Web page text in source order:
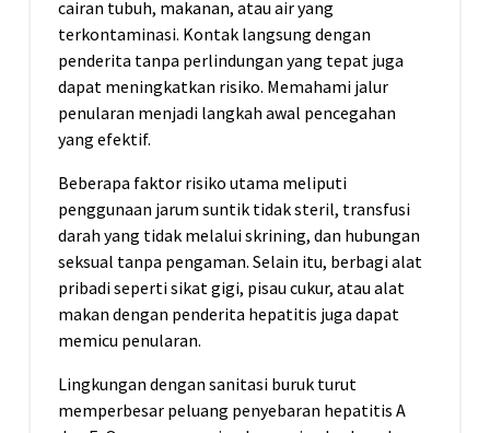
cairan tubuh, makanan, atau air yang
terkontaminasi. Kontak langsung dengan
penderita tanpa perlindungan yang tepat juga
dapat meningkatkan risiko. Memahami jalur
penularan menjadi langkah awal pencegahan
yang efektif.
Beberapa faktor risiko utama meliputi
penggunaan jarum suntik tidak steril, transfusi
darah yang tidak melalui skrining, dan hubungan
seksual tanpa pengaman. Selain itu, berbagi alat
pribadi seperti sikat gigi, pisau cukur, atau alat
makan dengan penderita hepatitis juga dapat
memicu penularan.
Lingkungan dengan sanitasi buruk turut
memperbesar peluang penyebaran hepatitis A